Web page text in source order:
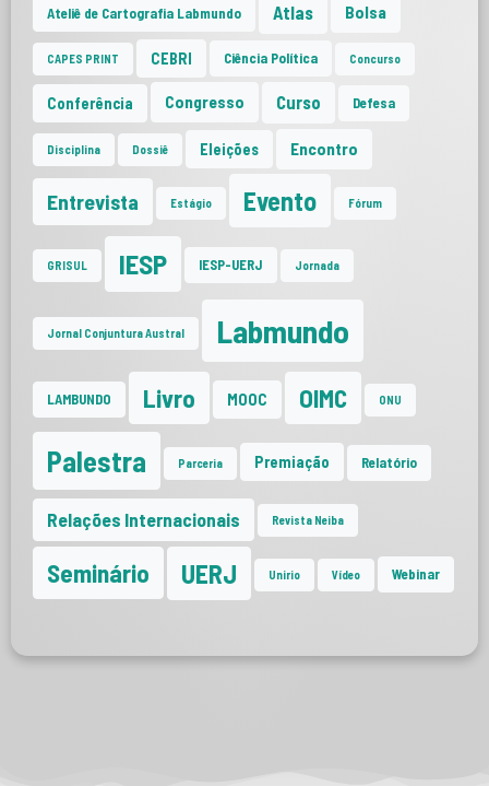
Ateliê de Cartografia Labmundo Atlas Bolsa
CAPES PRINT CEBRI Ciência Política Concurso
Conferência Congresso Curso Defesa
Disciplina Dossiê Eleições Encontro
Entrevista Estágio Evento Fórum
GRISUL IESP IESP-UERJ Jornada
Jornal Conjuntura Austral Labmundo
LAMBUNDO Livro MOOC OIMC ONU
Palestra Parceria Premiação Relatório
Relações Internacionais Revista Neiba
Seminário UERJ Unirio Vídeo Webinar